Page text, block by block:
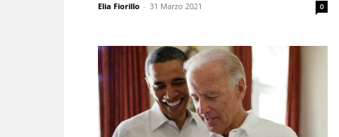
Elia Fiorillo - 31 Marzo 2021 0